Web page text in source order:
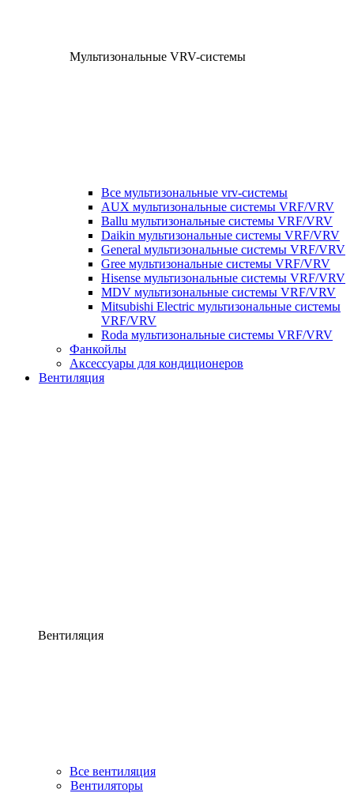
Мультизональные VRV-системы
Все мультизональные vrv-системы
AUX мультизональные системы VRF/VRV
Ballu мультизональные системы VRF/VRV
Daikin мультизональные системы VRF/VRV
General мультизональные системы VRF/VRV
Gree мультизональные системы VRF/VRV
Hisense мультизональные системы VRF/VRV
MDV мультизональные системы VRF/VRV
Mitsubishi Electric мультизональные системы
VRF/VRV
Roda мультизональные системы VRF/VRV
Фанкойлы
Аксессуары для кондиционеров
Вентиляция
Вентиляция
Все вентиляция
Вентиляторы